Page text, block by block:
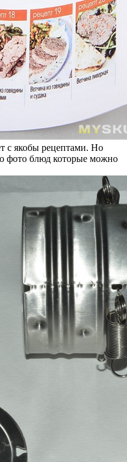
с якобы рецептами. Но
фото блюд которые можно